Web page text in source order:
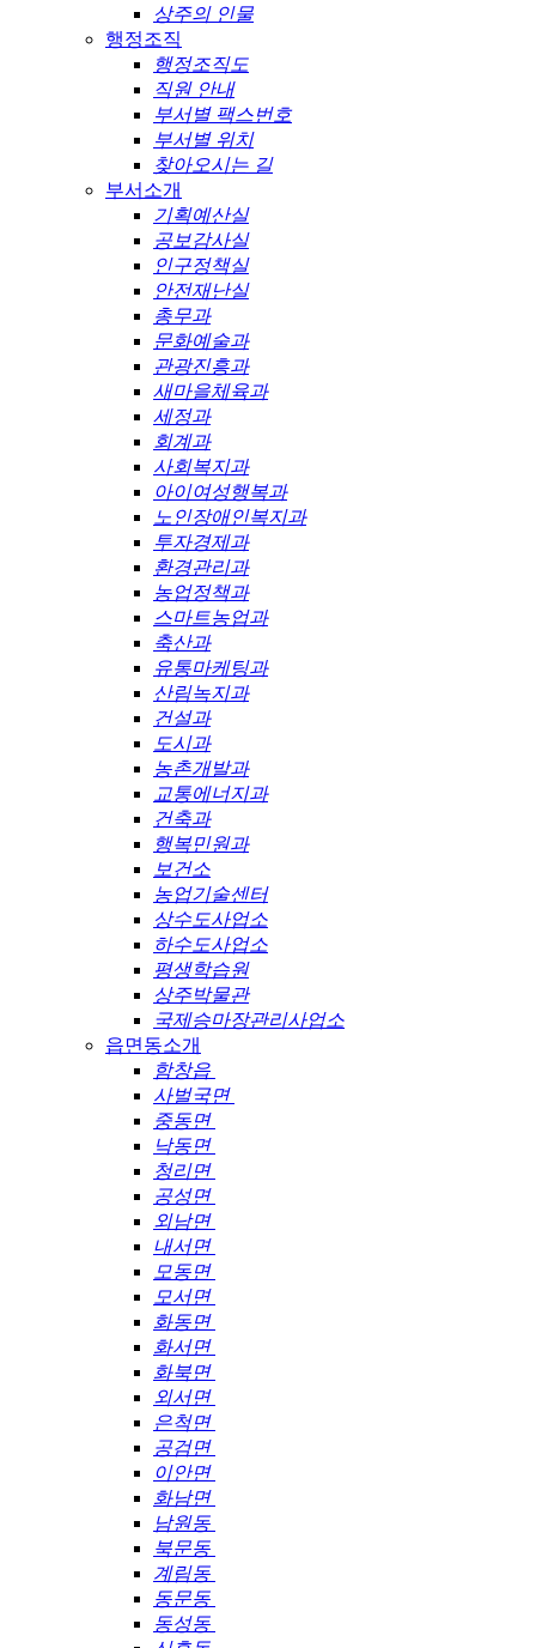
상주의 인물
행정조직
행정조직도
직원 안내
부서별 팩스번호
부서별 위치
찾아오시는 길
부서소개
기획예산실
공보감사실
인구정책실
안전재난실
총무과
문화예술과
관광진흥과
새마을체육과
세정과
회계과
사회복지과
아이여성행복과
노인장애인복지과
투자경제과
환경관리과
농업정책과
스마트농업과
축산과
유통마케팅과
산림녹지과
건설과
도시과
농촌개발과
교통에너지과
건축과
행복민원과
보건소
농업기술센터
상수도사업소
하수도사업소
평생학습원
상주박물관
국제승마장관리사업소
읍면동소개
함창읍
사벌국면
중동면
낙동면
청리면
공성면
외남면
내서면
모동면
모서면
화동면
화서면
화북면
외서면
은척면
공검면
이안면
화남면
남원동
북문동
계림동
동문동
동성동